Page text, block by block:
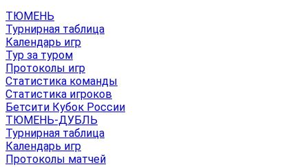
ТЮМЕНЬ
Турнирная таблица
Календарь игр
Тур за туром
Протоколы игр
Статистика команды
Статистика игроков
Бетсити Кубок России
ТЮМЕНЬ-ДУБЛЬ
Турнирная таблица
Календарь игр
Протоколы матчей